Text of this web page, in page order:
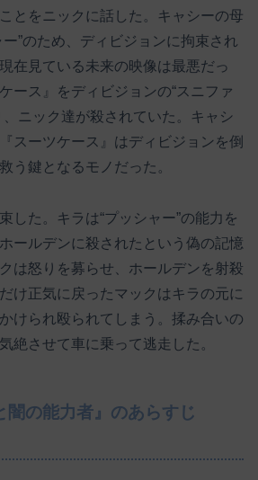
とをニックに話した。キャシーの母
”のため、ディビジョンに拘束され
在見ている未来の映像は最悪だっ
ース』をディビジョンの“スニファ
、ニック達が殺されていた。キャシ
スーツケース』はディビジョンを倒
う鍵となるモノだった。
した。キラは“プッシャー”の能力を
ールデンに殺されたという偽の記憶
は怒りを募らせ、ホールデンを射殺
け正気に戻ったマックはキラの元に
けられ殴られてしまう。揉み合いの
絶させて車に乗って逃走した。
闇の能力者』のあらすじ